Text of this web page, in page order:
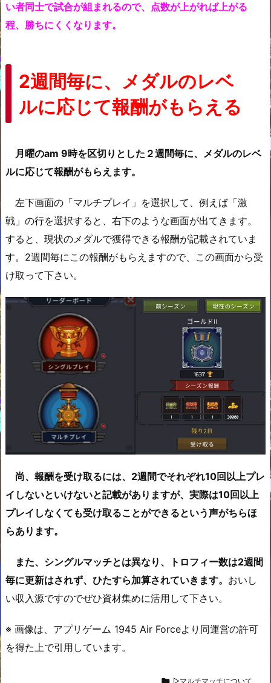
い者同士で試合が組まれるので、点数が上がれば上がる
程、勝ちにくくなります。
2週間毎に、メダルのレベ
ルに応じて報酬がもらえる
月曜のam 9時を区切りとした２週間毎に、メダルのレベ
ルに応じて報酬がもらえます。
左下画面の「マルチプレイ」を選択して、例えば「激
戦」の行を選択すると、右下のような画面が出てきます。
すると、現状のメダルで獲得できる報酬が記載されていま
す。2週間毎にこの報酬がもらえますので、この画面から受
け取って下さい。
尚、報酬を受け取るには、2週間でそれぞれ10回以上プレ
イしないといけないと記載がありますが、実際は10回以上
プレイしなくても受け取ることができるという声がちらほ
らあります。
また、シングルマッチとは異なり、トロフィー数は2週間
毎に更新はされず、ひたすら加算されていきます。 おいし
い収入源ですのでぜひ資材集めに活用して下さい。
※ 画像は、アプリゲーム 1945 Air Forceより同運営の許可
を得た上で引用しています。
 ▷マルチマッチについて